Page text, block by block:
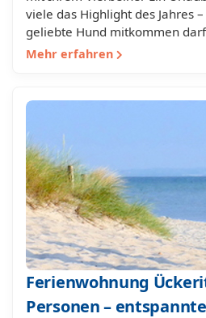
viele das Highlight des Jahres
geliebte Hund mitkommen
Mehr erfahren
Ferienwohnung
Personen –